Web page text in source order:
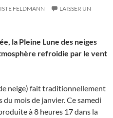
FELDMANN
LAISSER UN
la Pleine Lune des neiges
refroidie par le vent
neige) fait traditionnellement
mois de janvier. Ce samedi
à 8 heures 17 dans la